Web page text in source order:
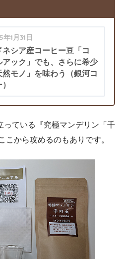
年1月31日
ネシア産コーヒー豆「コ
アック」でも、さらに希少
然モノ」を味わう（銀河コ
っている『究極マンデリン「千
こから攻めるのもありです。